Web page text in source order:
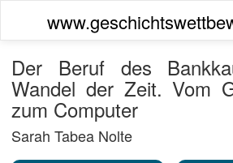
Der Beruf des
Wandel der Zeit. Vom
zum Computer
Sarah Tabea Nolte